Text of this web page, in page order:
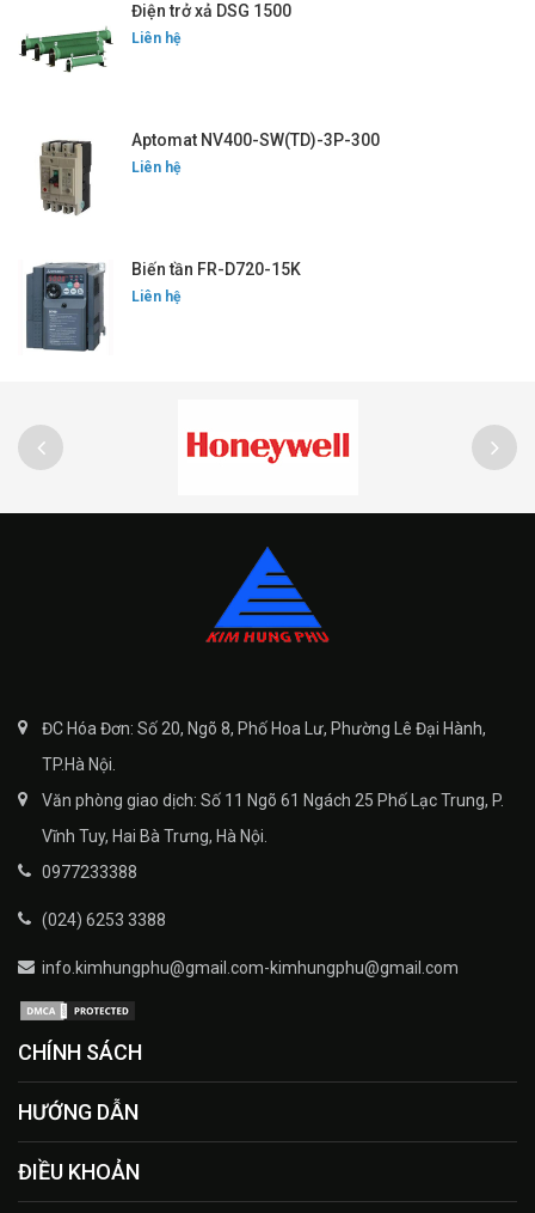
Điện trở xả DSG 1500
Liên hệ
Aptomat NV400-SW(TD)-3P-300
Liên hệ
Biến tần FR-D720-15K
Liên hệ
ĐC Hóa Đơn: Số 20, Ngõ 8, Phố Hoa Lư, Phường Lê Đại Hành,
TP.Hà Nội.
Văn phòng giao dịch: Số 11 Ngõ 61 Ngách 25 Phố Lạc Trung, P.
Vĩnh Tuy, Hai Bà Trưng, Hà Nội.
0977233388
(024) 6253 3388
info.kimhungphu@gmail.com-kimhungphu@gmail.com
CHÍNH SÁCH
HƯỚNG DẪN
ĐIỀU KHOẢN